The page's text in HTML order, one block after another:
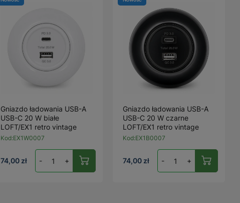
Gniazdo ładowania USB-A
USB-C 20 W białe
LOFT/EX1 retro vintage
Kod:EX1W0007
74,00 zł - +
Gniazdo ładowania USB-A
USB-C 20 W czarne
LOFT/EX1 retro vintage
Kod:EX1B0007
74,00 zł - +